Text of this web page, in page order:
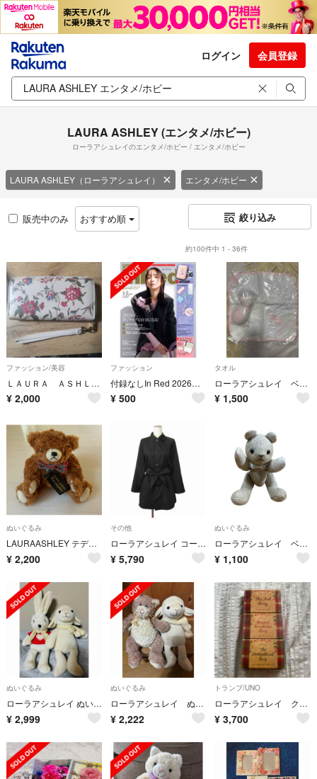
ログイン 会員登録
LAURA ASHLEY (エンタメ/ホビー)
ローラアシュレイのエンタメ/ホビー / エンタメ/ホビー
LAURA ASHLEY（ローラアシュレイ） エンタメ/ホビー
販売中のみ おすすめ順 絞り込み
約100件中 1 - 36件
ファッション/美容
ＬＡＵＲＡ ＡＳＨＬＥＹ ＳＩＮＣＥ １９５３ ７０ＴＨ ＡＮＮＩＶＥＲＳＡＲＹ
¥ 2,000
ファッション
付録なしIn Red 2026年 1・2月合併号＋ローラ アシュレイカレンダー
¥ 500
タオル
ローラアシュレイ ベビー ニギニギ ガーゼタオル
¥ 1,500
ぬいぐるみ
LAURAASHLEY テディベア ローラアシュレイ 50周年記念ベア 希少
¥ 2,200
その他
ローラアシュレイ コート スプリング ステンカラー リバーシブル 7 黒 紺
¥ 5,790
ぬいぐるみ
ローラアシュレイ ベアぬいぐるみ
¥ 1,100
ぬいぐるみ
ローラアシュレイ ぬいぐるみ ひつじ うさぎ 2点セット
¥ 2,999
ぬいぐるみ
ローラアシュレイ ぬいぐるみ ひつじ ねこ 2点セット
¥ 2,222
トランプ/UNO
ローラアシュレイ クイズカード
¥ 3,700